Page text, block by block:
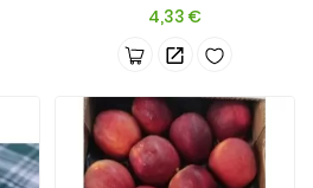
4,33 €Prezzo